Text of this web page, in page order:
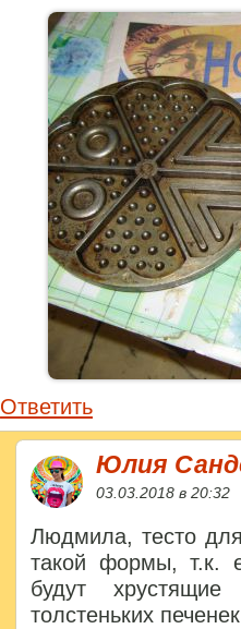
Ответить
Юлия
03.03.2018 в 20:32
Людмила, тесто
такой формы, т.к.
будут
толстеньких